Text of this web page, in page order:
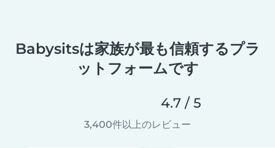
Babysitsは家族が最も信頼するプラ
ットフォームです
4.7 / 5
3,400件以上のレビュー